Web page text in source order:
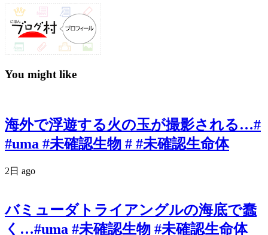
You might like
海外で浮遊する火の玉が撮影される…#
#uma #未確認生物 # #未確認生命体
2日 ago
バミューダトライアングルの海底で蠢
く…#uma #未確認生物 #未確認生命体